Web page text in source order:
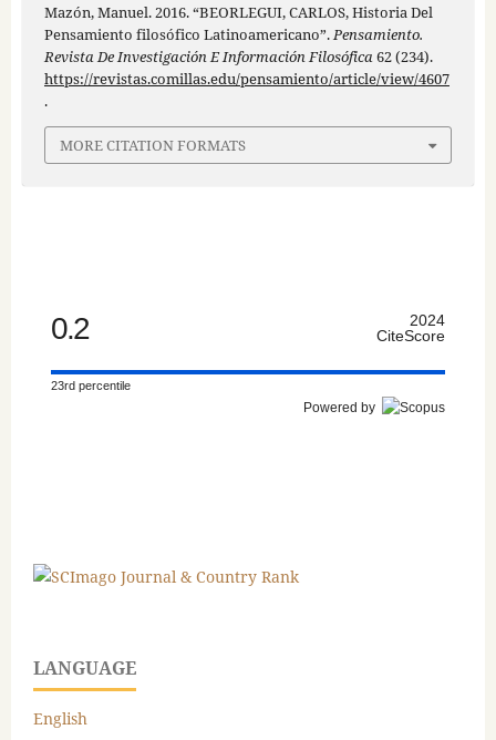
Mazón, Manuel. 2016. “BEORLEGUI, CARLOS, Historia Del
Pensamiento filosófico Latinoamericano”.Pensamiento.
Revista De Investigación E Información Filosófica62 (234).
https://revistas.comillas.edu/pensamiento/article/view/4607
.
MORE CITATION FORMATS
0.2
2024
CiteScore
23rd percentile
Powered by
LANGUAGE
English